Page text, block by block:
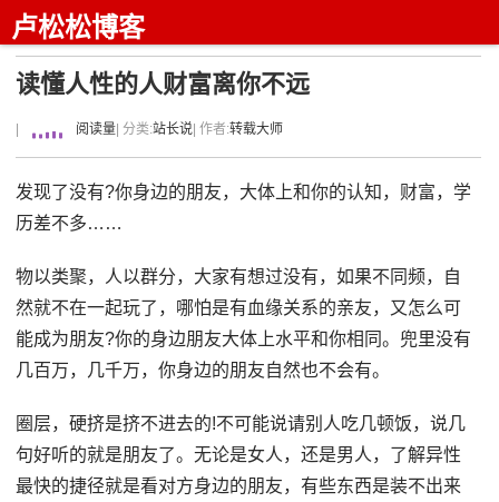
卢松松博客
读懂人性的人财富离你不远
阅读量 | 分类:站长说 | 作者:转载大师
发现了没有?你身边的朋友，大体上和你的认知，财富，学
历差不多……
物以类聚，人以群分，大家有想过没有，如果不同频，自
然就不在一起玩了，哪怕是有血缘关系的亲友，又怎么可
能成为朋友?你的身边朋友大体上水平和你相同。兜里没有
几百万，几千万，你身边的朋友自然也不会有。
圈层，硬挤是挤不进去的!不可能说请别人吃几顿饭，说几
句好听的就是朋友了。无论是女人，还是男人，了解异性
最快的捷径就是看对方身边的朋友，有些东西是装不出来